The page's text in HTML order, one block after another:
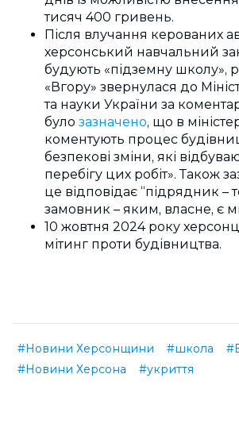
тисяч 400 гривень.
Після влучання керованих
херсонський навчальний
будують «підземну школу»,
«Вгору» звернулася до
та науки України за
було зазначено, що в
коментують процес
безпекові зміни, які
перебігу цих робіт». Також
це відповідає “підрядник –
замовник – яким, власне, є
10 жовтня 2024 року
мітинг проти будівництва.
#Новини Херсонщини #школа
#Новини Херсона
#укриття